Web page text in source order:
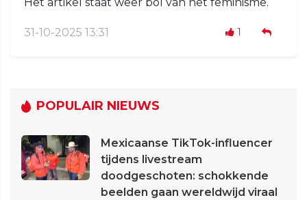
31-10-2025 13:31 1
POPULAIR NIEUWS
Mexicaanse TikTok-influencer
tijdens livestream
doodgeschoten: schokkende
beelden gaan wereldwijd viraal